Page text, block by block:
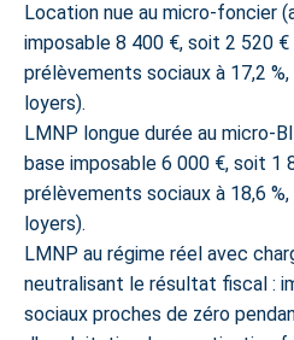
Location nue au micro-foncier
imposable 8 400 €, soit 2 520
prélèvements sociaux à 17,2 %,
loyers).
LMNP longue durée au micro-
base imposable 6 000 €, soit 1
prélèvements sociaux à 18,6 %,
loyers).
LMNP au régime réel avec
neutralisant le résultat fiscal :
sociaux proches de zéro